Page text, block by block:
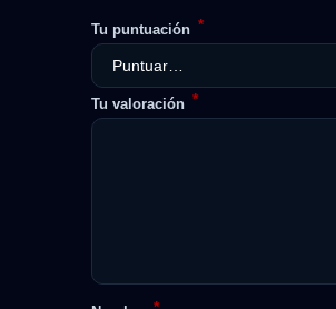
Tu puntuación *
Tu valoración *